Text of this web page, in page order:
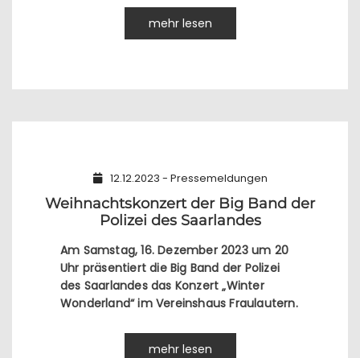
mehr lesen
12.12.2023 - Pressemeldungen
Weihnachtskonzert der Big Band der
Polizei des Saarlandes
Am Samstag, 16. Dezember 2023 um 20
Uhr präsentiert die Big Band der Polizei
des Saarlandes das Konzert „Winter
Wonderland“ im Vereinshaus Fraulautern.
mehr lesen